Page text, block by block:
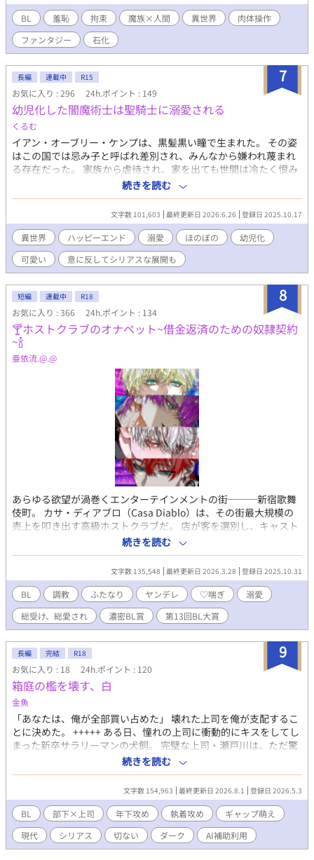
BL 羞恥 拘束 魔族×人間 異世界
肉体操作
ファンタジー
石化
7
長編 連載中 R15
お気に入り : 296 24h.ポイント : 149
幼児化した闇魔術士は聖騎士に溺愛される
くるむ
イアン・オーブリー・ケンプは、黒髪黒い瞳で生まれた。 その姿
はこの国では忌み子と呼ばれ差別され、みんなから嫌われ蔑まれ
る存在だった。 家族から虐待され、家を出ても世間は冷たく恨み
ばかりが募って行き、イアンは膨大な闇魔術を発動し街を破壊す
る一歩手前までになった。そこに聖騎士の団長ウィルフレッド・
バリー・アトキンが駆けつけイアンの魔力を抑え幼児化し、保護
対象とし、家に連れ帰る。 膨大な魔力をもち黒髪、黒い瞳に生ま
れ蔑まれてきたイアンが幼児化し、聖騎士の団長に溺愛され、幸
せになるまでの物語。 作中に出てきますが、イアンは身バレ防止
のためルアンと名乗っています。 R15は保険です
続きを読む
文字数 101,603 最終更新日 2026.6.26 登録日 2025.10.17
異世界 ハッピーエンド 溺愛 ほのぼの
幼児化
可愛い
意に反してシリアスな展開も
8
短編 連載中 R18
お気に入り : 366 24h.ポイント : 134
🍸ホストクラブのオナペット~借金返済のための奴隷契約
~🍾
亜依流.@.@
あらゆる欲望が渦巻くエンターテインメントの街───新宿歌舞
伎町。 カサ・ディアブロ（Casa Diablo）は、その街最大規模の
売上を叩き出す高級ホストクラブだ。 店が客を選別し、キャスト
が相手をするのにふさわしい身なりかを見定める。 そんな、ほか
とは一線を画した舞台の中で、ミチルは今日も担当ホストのハル
キを待ちわびていた。 裕福だが複雑な環境の家庭に産まれ、対人
恐怖症により人生の大半を孤独に過していたミチル。３年前のあ
る日、ハルキに救われたことをきっかけに彼へ盲目的な熱を孕む
ようになる。一方、カサ・ディアブロＮｏ．１ホストのハルキは
ミチルを都合よく利用し、思い通り弄ぶことを楽しんでいた。 ホ
ストに通いつめる生活は、思いがけぬ事態により崩壊する。売掛
金の返済に追われることになったミチルに、カサ・ディアブロ代
表取締役のダンから、ある提案が成されるが·····────。 他
とは違うミチルを面白おかしく揶揄うＮｏ．3や、妙な関心を寄せ
るＮｏ．2、ミチルを乱雑に扱いながらも、拘り嫉妬に狂うハル
キ。金、愛憎、欲望が渦巻く世界で、ミチルと彼らの向かう結末
とは。 ⚠️注意⚠️ 性的暴力.輪姦.監禁.流血を含みます。 ✧•
───────── •✧ 🍸ホストクラブ~借金返済のための奴隷契
約~🍾は、 悪魔皇子達のイケニエ 番外編です。 物語や設定とは無
関係です。 悪魔皇子達のイケニエ 本編を読んでいない方でも 本編
とは別作品として全く問題なくお楽しみいただけます。
続きを読む
文字数 135,548 最終更新日 2026.3.28 登録日 2025.10.31
BL 調教 ふたなり ヤンデレ ♡喘ぎ
溺愛
総受け、総愛され
濃密BL賞 第13回BL大賞
9
長編 完結 R18
お気に入り : 18 24h.ポイント : 120
箱庭の檻を壊す、白
金魚
​「あなたは、俺が全部買い占めた」 壊れた上司を俺が支配するこ
とに決めた。 +++++ ある日、憧れの上司に衝動的にキスをしてし
まった新卒サラリーマンの犬飼。 完璧な上司・瀬戸川は、ただ驚
いているだけに見えた。 ──けれど。 その完璧な上司には、光の
中では決して見せない「裏の顔」があった。 ​【わんこ系部下の下
剋上攻め（23歳）× 幸薄美人な上司受け（30歳）】【ドS×ド
M】【光×闇】 「共依存」「歪な主従関係」「昼夜逆転のギャッ
プ」がお好きな方、どうぞ。 （※無断転載禁止です。） （※他サ
イトにも投稿しています。）
続きを読む
文字数 154,963 最終更新日 2026.8.1 登録日 2026.5.3
BL 部下×上司 年下攻め 執着攻め
ギャップ萌え
現代
シリアス 切ない ダーク AI補助利用